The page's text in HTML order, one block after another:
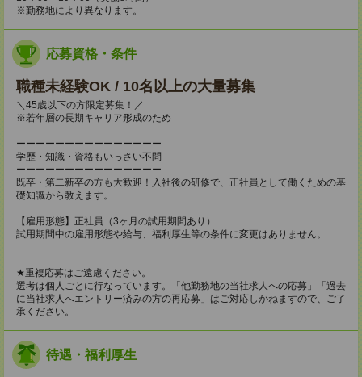
※勤務地により異なります。
応募資格・条件
職種未経験OK / 10名以上の大量募集
＼45歳以下の方限定募集！／
※若年層の長期キャリア形成のため
ーーーーーーーーーーーーーーー
学歴・知識・資格もいっさい不問
ーーーーーーーーーーーーーーー
既卒・第二新卒の方も大歓迎！入社後の研修で、正社員として働くための基
礎知識から教えます。
【雇用形態】正社員（3ヶ月の試用期間あり）
試用期間中の雇用形態や給与、福利厚生等の条件に変更はありません。
★重複応募はご遠慮ください。
選考は個人ごとに行なっています。「他勤務地の当社求人への応募」「過去
に当社求人へエントリー済みの方の再応募」はご対応しかねますので、ご了
承ください。
待遇・福利厚生